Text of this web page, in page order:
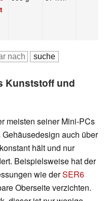
Kunststoff und
meisten seiner Mini-PCs
auch über
hält und nur
Beispielsweise hat der
wie derSER6
Oberseite verzichten.